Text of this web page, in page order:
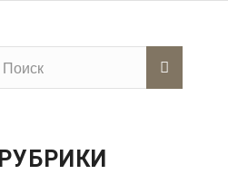
РУБРИКИ